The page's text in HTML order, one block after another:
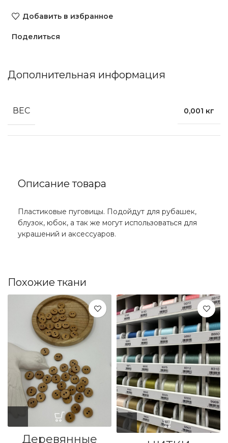
Добавить в избранное
Поделиться
Описание товара
Пластиковые пуговицы. Подойдут для рубашек,
блузок, юбок, а так же могут использоваться для
украшений и аксессуаров.
Дополнительная информация
ВЕС 0,001 кг
Похожие ткани
Деревянные